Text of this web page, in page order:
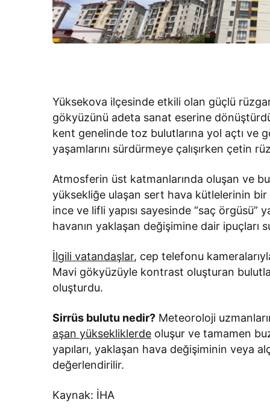
Yüksekova ilçesinde etkili olan güçlü
gökyüzünü adeta sanat eserine
kent genelinde toz bulutlarına yol açtı ve
yaşamlarını sürdürmeye çalışırken çetin
Atmosferin üst katmanlarında oluşan ve
yüksekliğe ulaşan sert hava kütlelerinin
ince ve lifli yapısı sayesinde “saç örgüsü”
havanın yaklaşan değişimine dair ipuçları
İlgili vatandaşlar, cep telefonu
Mavi gökyüzüyle kontrast oluşturan
oluşturdu.
Sirrüs bulutu nedir? Meteoroloji
aşan yüksekliklerde oluşur ve tamamen
yapıları, yaklaşan hava değişiminin veya
değerlendirilir.
Kaynak: İHA